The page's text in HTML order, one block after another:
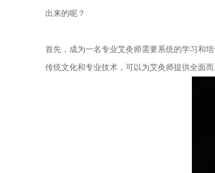
出来的呢？
首先，成为一名专业艾灸师需要系统的学习和
传统文化和专业技术，可以为艾灸师提供全面而